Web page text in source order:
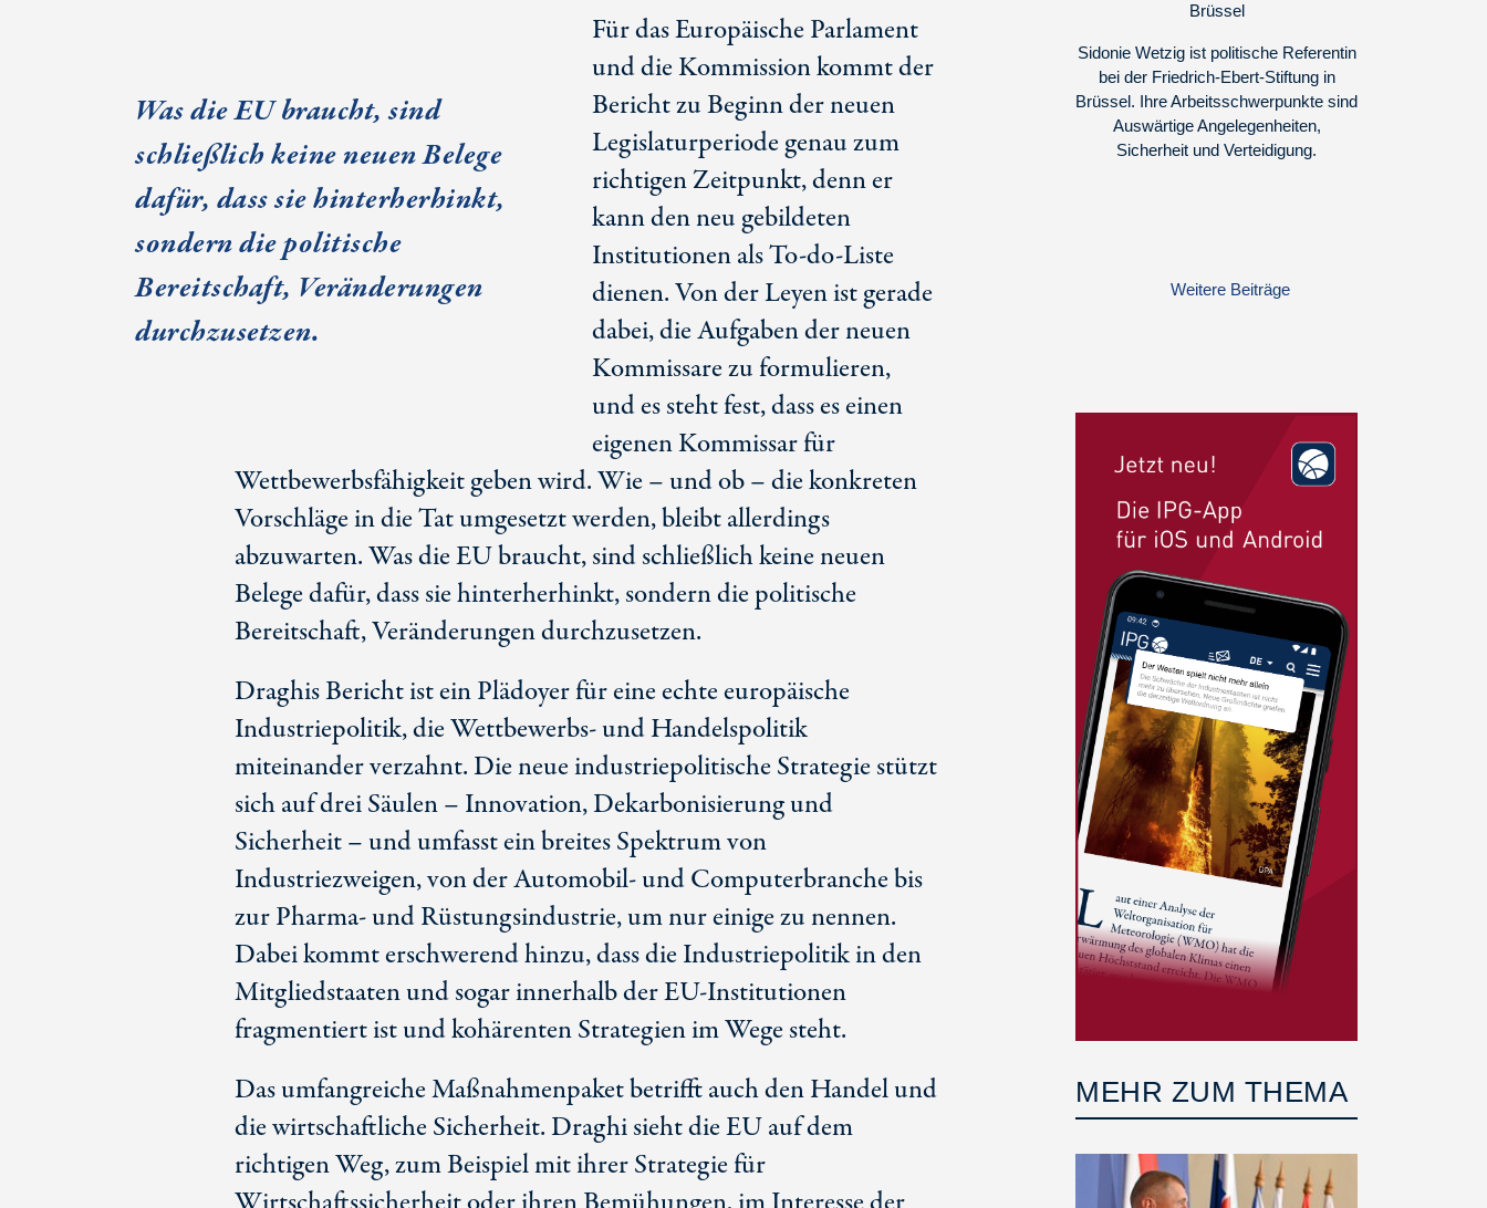
Was die EU braucht, sind
schließlich keine neuen Belege
dafür, dass sie hinterherhinkt,
sondern die politische
Bereitschaft, Veränderungen
durchzusetzen.
Für das Europäische Parlament
und die Kommission kommt der
Bericht zu Beginn der neuen
Legislaturperiode genau zum
richtigen Zeitpunkt, denn er
kann den neu gebildeten
Institutionen alsTo-do-Liste
dienen.Von der Leyenist gerade
dabei, die Aufgaben der neuen
Kommissare zu formulieren,
und es steht fest, dass es einen
eigenen Kommissar für
Wettbewerbsfähigkeit geben wird. Wie – und ob – die konkreten
Vorschläge in die Tat umgesetzt werden, bleibt allerdings
abzuwarten. Was die EU braucht, sind schließlich keine neuen
Belege dafür, dass sie hinterherhinkt, sondern die politische
Bereitschaft, Veränderungen durchzusetzen.
Draghis Bericht ist ein Plädoyer für eine echte europäische
Industriepolitik, die Wettbewerbs- und Handelspolitik
miteinander verzahnt. Die neue industriepolitische Strategie stützt
sich auf drei Säulen – Innovation, Dekarbonisierung und
Sicherheit – und umfasst ein breites Spektrum von
Industriezweigen, von der Automobil- und Computerbranche bis
zur Pharma- und Rüstungsindustrie, um nur einige zu nennen.
Dabei kommt erschwerend hinzu, dass die Industriepolitik in den
Mitgliedstaaten und sogar innerhalb derEU-Institutionen
fragmentiert ist und kohärenten Strategien im Wege steht.
Das umfangreiche Maßnahmenpaket betrifft auch den Handel und
die wirtschaftliche Sicherheit. Draghi sieht die EU auf dem
richtigen Weg, zum Beispiel mit ihrer Strategie für
Brüssel
Sidonie Wetzig ist politische Referentin
bei der Friedrich-Ebert-Stiftung in
Brüssel. Ihre Arbeitsschwerpunkte sind
Auswärtige Angelegenheiten,
Sicherheit und Verteidigung.
Weitere Beiträge
MEHR ZUM THEMA